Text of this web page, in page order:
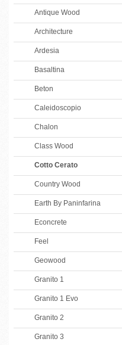
Antique Wood
Architecture
Ardesia
Basaltina
Beton
Caleidoscopio
Chalon
Class Wood
Cotto Cerato
Country Wood
Earth By Paninfarina
Econcrete
Feel
Geowood
Granito 1
Granito 1 Evo
Granito 2
Granito 3